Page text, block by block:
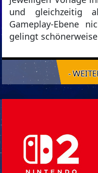
und gleichzeitig
Gameplay-Ebene
gelingt
-